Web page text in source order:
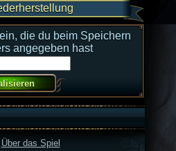
die du beim Speichern
angegeben hast
Über das Spiel